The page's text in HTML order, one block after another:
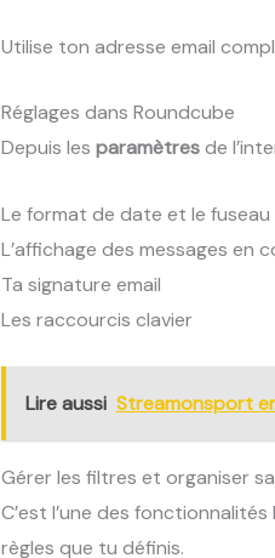
Utilise ton adresse email
Réglages dans Roundcube
Depuis les paramètresde
Le format de date et le fuseau
L’affichage des messages en
Ta signature email
Les raccourcis clavier
Lire aussi Streamonsport
Gérer les filtres et organiser
C’est l’une des
règles que tu définis.